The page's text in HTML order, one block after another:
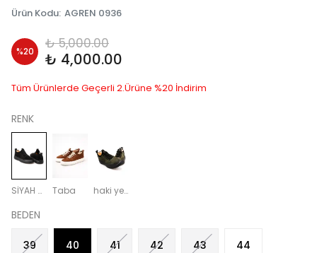
Ürün Kodu: AGREN 0936
%20 ₺ 5,000.00
₺ 4,000.00
Tüm Ürünlerde Geçerli 2.Ürüne %20 İndirim
RENK
SİYAH SÜET Taba haki yeşil
BEDEN
39 40 41 42 43 44